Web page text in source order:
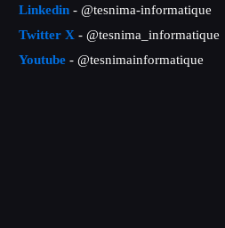
Linkedin - @tesnima-informatique
Twitter X - @tesnima_informatique
Youtube - @tesnimainformatique